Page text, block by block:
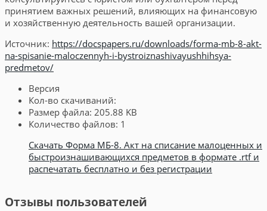
принятием важных решений, влияющих на финансовую
и хозяйственную деятельность вашей организации.
Источник: https://docspapers.ru/downloads/forma-mb-8-akt-
na-spisanie-maloczennyh-i-bystroiznashivayushhihsya-
predmetov/
Версия
Кол-во скачиваний:
Размер файла: 205.88 KB
Количество файлов: 1
Скачать Форма МБ-8. Акт на списание малоценных и
быстроизнашивающихся предметов в формате .rtf и
распечатать бесплатно и без регистрации
Отзывы пользователей